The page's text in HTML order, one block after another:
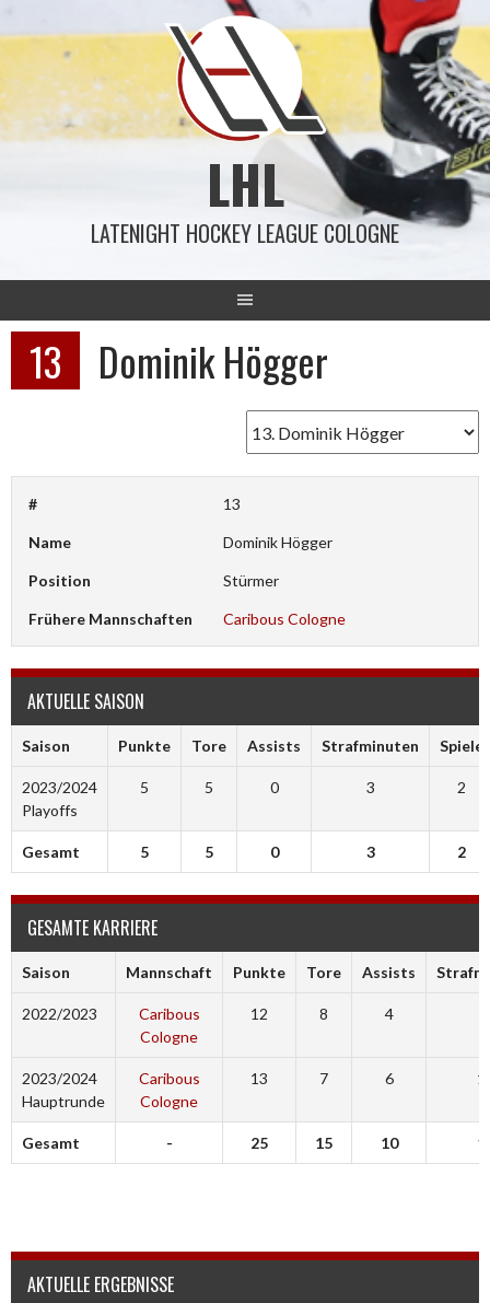
zum
LHL
LATENIGHT HOCKEY LEAGUE COLOGNE
13 Dominik Högger
# 13
Name Dominik Högger
Position Stürmer
Frühere Mannschaften Caribous Cologne
AKTUELLE SAISON
Saison Punkte Tore Assists Strafminuten Spiele
2023/2024
Playoffs
5 5 0 3 2
Gesamt 5 5 0 3 2
GESAMTE KARRIERE
Saison Mannschaft Punkte Tore Assists
2022/2023
Caribous
Cologne
12 8 4
2023/2024
Hauptrunde
Caribous
Cologne
13 7 6
Gesamt - 25 15 10
AKTUELLE ERGEBNISSE